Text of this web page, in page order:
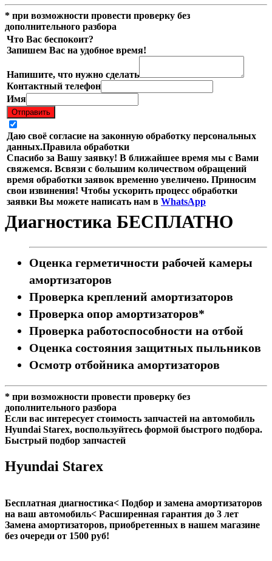
* при возможности провести проверку без
дополнительного разбора
Что Вас беспокоит?
Запишем Вас на удобное время!
Напишите, что нужно сделать
Контактный телефон
Имя
Отправить
Даю своё согласие на законную обработку персональных
данных.Правила обработки
Спасибо за Вашу заявку! В ближайшее время мы с Вами
свяжемся. Всвязи с большим количеством обращений
время обработки заявок временно увеличено. Приносим
свои извинения! Чтобы ускорить процесс обработки
заявки Вы можете написать нам в WhatsApp
Диагностика БЕСПЛАТНО
Оценка герметичности рабочей камеры
амортизаторов
Проверка креплений амортизаторов
Проверка опор амортизаторов*
Проверка работоспособности на отбой
Оценка состояния защитных пыльников
Осмотр отбойника амортизаторов
* при возможности провести проверку без
дополнительного разбора
Если вас интересует стоимость запчастей на автомобиль
Hyundai Starex, воспользуйтесь формой быстрого подбора.
Быстрый подбор запчастей
Hyundai Starex
Бесплатная диагностика< Подбор и замена амортизаторов
на ваш автомобиль< Расширенная гарантия до 3 лет
Замена амортизаторов, приобретенных в нашем магазине
без очереди от 1500 руб!